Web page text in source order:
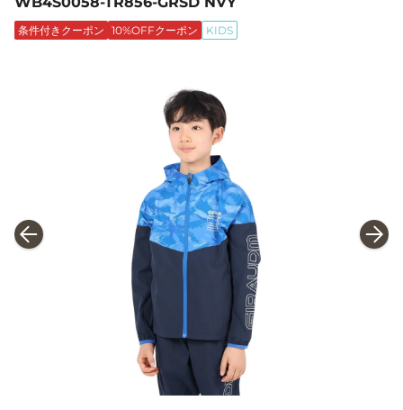
条件付きクーポン 10%OFFクーポン KIDS